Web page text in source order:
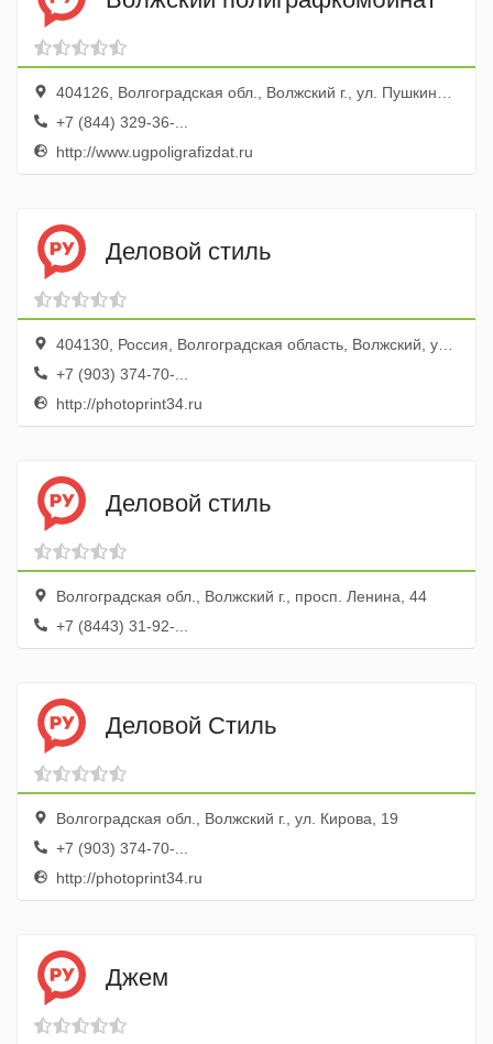
404126, Волгоградская обл., Волжский г., ул. Пушкина, 79
+7 (844) 329-36-...
http://www.ugpoligrafizdat.ru
Деловой стиль
404130, Россия, Волгоградская область, Волжский, улица Кирова, 19
+7 (903) 374-70-...
http://photoprint34.ru
Деловой стиль
Волгоградская обл., Волжский г., просп. Ленина, 44
+7 (8443) 31-92-...
Деловой Стиль
Волгоградская обл., Волжский г., ул. Кирова, 19
+7 (903) 374-70-...
http://photoprint34.ru
Джем